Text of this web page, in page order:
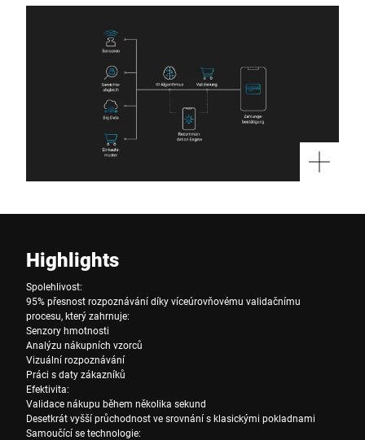
Highlights
Spolehlivost:
95% přesnost rozpoznávání díky víceúrovňovému validačnímu
procesu, který zahrnuje:
Senzory hmotnosti
Analýzu nákupních vzorců
Vizuální rozpoznávání
Práci s daty zákazníků
Efektivita:
Validace nákupu během několika sekund
Desetkrát vyšší průchodnost ve srovnání s klasickými pokladnami
Samoučící se technologie: